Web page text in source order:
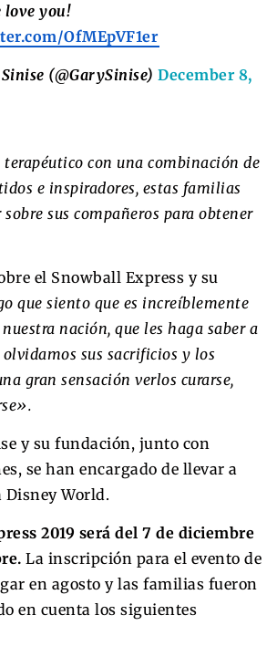
love you!
OfMEpVF1er
(@GarySinise) December 8,
con una combinación de
e inspiradores, estas familias
sus compañeros para obtener
el Snowball Express y su
que siento que es increíblemente
nación, que les haga saber a
sus sacrificios y los
gran sensación verlos curarse,
y su fundación, junto con
se han encargado de llevar a
World.
2019 será del 7 de diciembre
La inscripción para el evento de
en agosto y las familias fueron
en cuenta los siguientes